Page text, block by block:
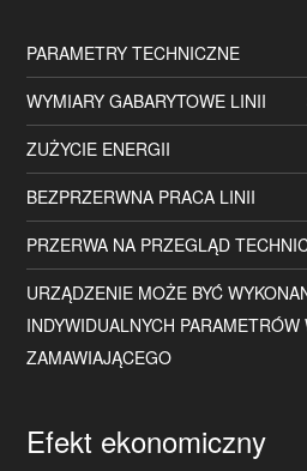
PARAMETRY TECHNICZNE
WYMIARY GABARYTOWE LINII
ZUŻYCIE ENERGII
BEZPRZERWNA PRACA LINII
PRZERWA NA PRZEGLĄD
URZĄDZENIE MOŻE BYĆ
INDYWIDUALNYCH
ZAMAWIAJĄCEGO
Efekt ekonomiczny